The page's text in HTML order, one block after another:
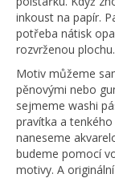
inkoust na papír.
potřeba nátisk
rozvrženou plochu.
Motiv můžeme
pěnovými nebo
sejmeme washi
pravítka a
naneseme
budeme pomocí
motivy. A